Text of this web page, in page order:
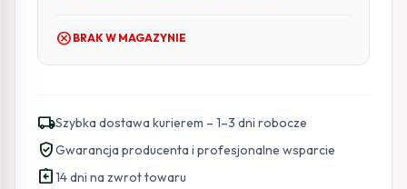
cancel BRAK W MAGAZYNIE
local_shippingSzybka dostawa kurierem – 1–3 dni robocze
verified_userGwarancja producenta i profesjonalne wsparcie
assignment_return14 dni na zwrot towaru